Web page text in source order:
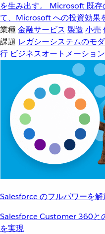
を生み出す。
Microsoft 既存
て、Microsoft への投資効果
業種金融サービス 製造 小売
課題 レガシーシステムのモ
行 ビジネスオートメーション
Salesforce のフルパワーを
Salesforce Customer 360と
を実現